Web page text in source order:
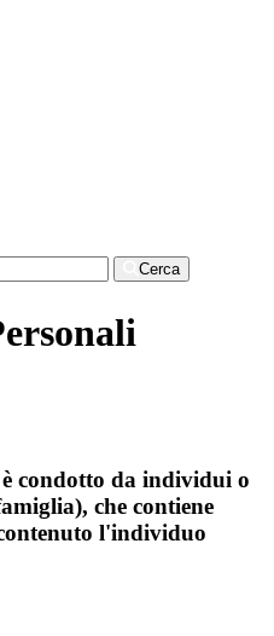
Cerca
condotto da individui o
che contiene
l'individuo